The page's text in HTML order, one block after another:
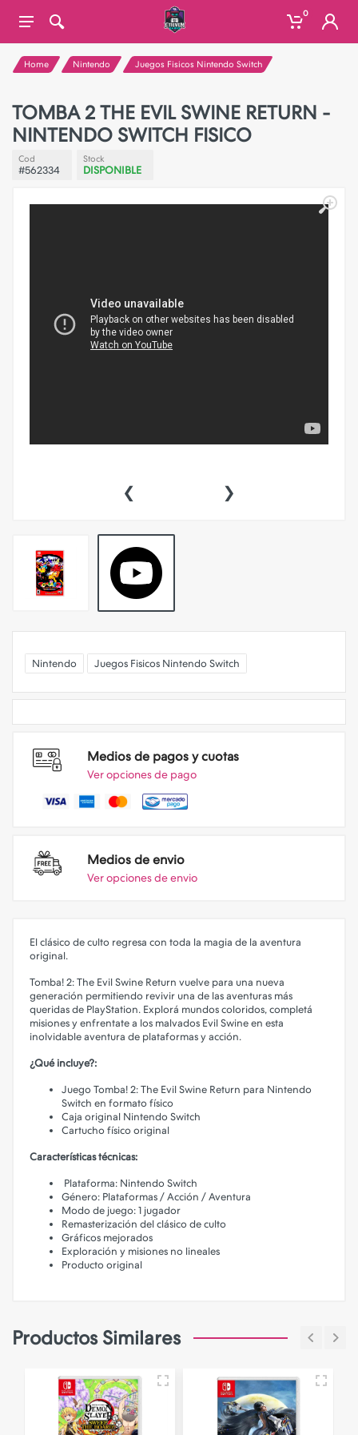
0
Home Nintendo Juegos Fisicos Nintendo Switch
TOMBA 2 THE EVIL SWINE RETURN -
NINTENDO SWITCH FISICO
Cod
#562334
Stock
DISPONIBLE
‹ ›
Nintendo Juegos Fisicos Nintendo Switch
Medios de pagos y cuotas
Ver opciones de pago
Medios de envio
Ver opciones de envio
El clásico de culto regresa con toda la magia de la aventura
original.
Tomba! 2: The Evil Swine Return vuelve para una nueva
generación permitiendo revivir una de las aventuras más
queridas de PlayStation. Explorá mundos coloridos, completá
misiones y enfrentate a los malvados Evil Swine en esta
inolvidable aventura de plataformas y acción.
¿Qué incluye?:
Juego Tomba! 2: The Evil Swine Return para Nintendo
Switch en formato físico
Caja original Nintendo Switch
Cartucho físico original
Características técnicas:
Plataforma: Nintendo Switch
Género: Plataformas / Acción / Aventura
Modo de juego: 1 jugador
Remasterización del clásico de culto
Gráficos mejorados
Exploración y misiones no lineales
Producto original
Productos Similares